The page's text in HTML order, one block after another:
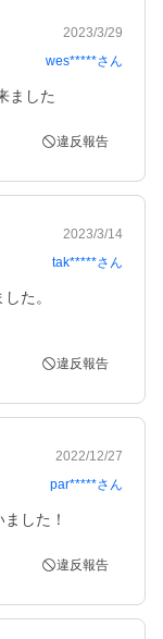
2023/3/29
wes*****さん
違反報告
2023/3/14
tak*****さん
た。
違反報告
2022/12/27
par*****さん
した！
違反報告